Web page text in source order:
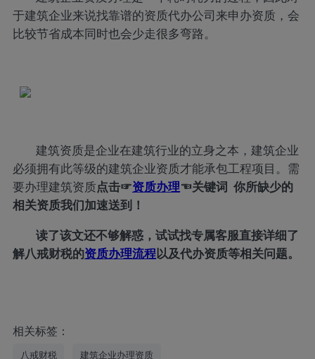
于建筑企业来说找靠谱的资质代办公司来申办资质，会
比较节省成本同时也会少走很多弯路。
建筑资质是企业在建筑行业的立身之本，建筑企业
必须拥有此等级的建筑企业资质才能承包工程项目。需
要办理建筑资质点击☞资质办理☜关键词 你所缺少的
相关资质我们加速送到！
读了该文还不够解惑，试试找专属客服直接详细了
解八戒财税的资质办理流程以及代办资质等相关问题。
相关标签：
八戒财税 建筑企业办理资质